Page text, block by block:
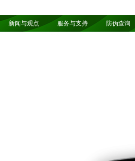
新闻与观点 服务与支持 防伪查询